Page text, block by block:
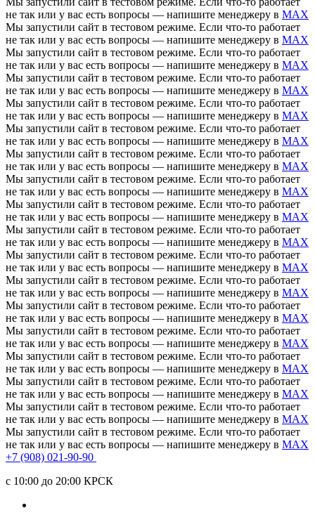
не так или у вас есть вопросы — напишите менеджеру в MAX
Мы запустили сайт в тестовом режиме. Если что-то работает
не так или у вас есть вопросы — напишите менеджеру в MAX
Мы запустили сайт в тестовом режиме. Если что-то работает
не так или у вас есть вопросы — напишите менеджеру в MAX
Мы запустили сайт в тестовом режиме. Если что-то работает
не так или у вас есть вопросы — напишите менеджеру в MAX
Мы запустили сайт в тестовом режиме. Если что-то работает
не так или у вас есть вопросы — напишите менеджеру в MAX
Мы запустили сайт в тестовом режиме. Если что-то работает
не так или у вас есть вопросы — напишите менеджеру в MAX
Мы запустили сайт в тестовом режиме. Если что-то работает
не так или у вас есть вопросы — напишите менеджеру в MAX
Мы запустили сайт в тестовом режиме. Если что-то работает
не так или у вас есть вопросы — напишите менеджеру в MAX
Мы запустили сайт в тестовом режиме. Если что-то работает
не так или у вас есть вопросы — напишите менеджеру в MAX
Мы запустили сайт в тестовом режиме. Если что-то работает
не так или у вас есть вопросы — напишите менеджеру в MAX
Мы запустили сайт в тестовом режиме. Если что-то работает
не так или у вас есть вопросы — напишите менеджеру в MAX
Мы запустили сайт в тестовом режиме. Если что-то работает
не так или у вас есть вопросы — напишите менеджеру в MAX
Мы запустили сайт в тестовом режиме. Если что-то работает
не так или у вас есть вопросы — напишите менеджеру в MAX
Мы запустили сайт в тестовом режиме. Если что-то работает
не так или у вас есть вопросы — напишите менеджеру в MAX
Мы запустили сайт в тестовом режиме. Если что-то работает
не так или у вас есть вопросы — напишите менеджеру в MAX
Мы запустили сайт в тестовом режиме. Если что-то работает
не так или у вас есть вопросы — напишите менеджеру в MAX
Мы запустили сайт в тестовом режиме. Если что-то работает
не так или у вас есть вопросы — напишите менеджеру в MAX
Мы запустили сайт в тестовом режиме. Если что-то работает
не так или у вас есть вопросы — напишите менеджеру в MAX
+7 (908) 021-90-90
c 10:00 до 20:00 КРСК